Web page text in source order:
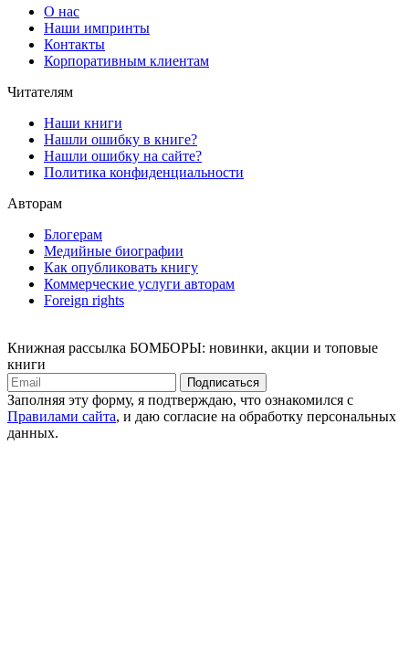
О нас
Наши импринты
Контакты
Корпоративным клиентам
Читателям
Наши книги
Нашли ошибку в книге?
Нашли ошибку на сайте?
Политика конфиденциальности
Авторам
Блогерам
Медийные биографии
Как опубликовать книгу
Коммерческие услуги авторам
Foreign rights
Книжная рассылка БОМБОРЫ: новинки, акции и топовые
книги
Подписаться
Заполняя эту форму, я подтверждаю, что ознакомился с
Правилами сайта, и даю согласие на обработку персональных
данных.